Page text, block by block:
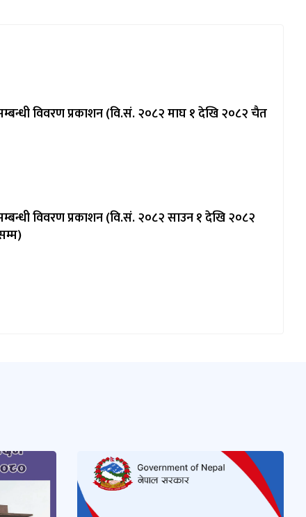
विवरण प्रकाशन (वि.सं. २०८२ माघ १ देखि २०८२ चैत
विवरण प्रकाशन (वि.सं. २०८२ साउन १ देखि २०८२